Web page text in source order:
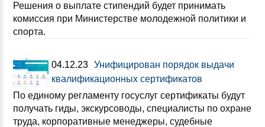
Решения о выплате стипендий будет принимать
комиссия при Министерстве молодежной политики и
спорта.
04.12.23 Унифицирован порядок выдачи
квалификационных сертификатов
По единому регламенту госуслуг сертификаты будут
получать гиды, экскурсоводы, специалисты по охране
труда, корпоративные менеджеры, судебные